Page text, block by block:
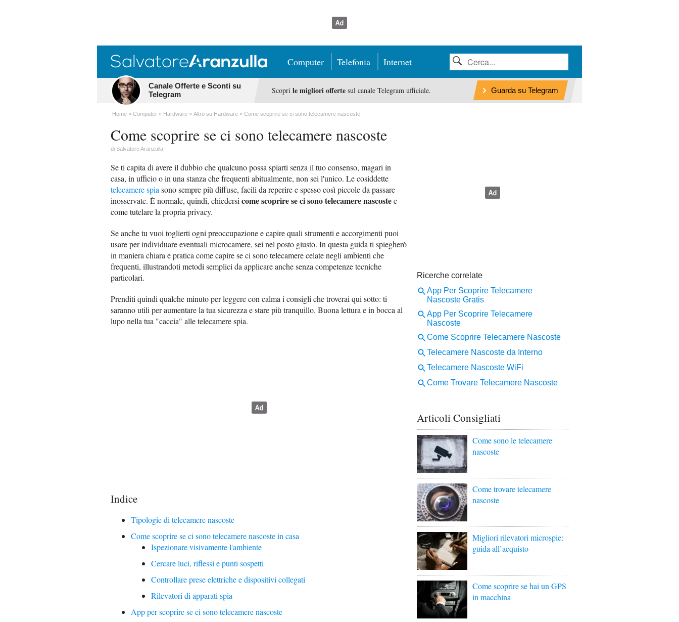
Computer Telefonia Internet
Canale Offerte e Sconti su
Telegram
Scopri le migliori offertesul canale Telegram ufficiale. Guarda su Telegram
Home Computer Hardware Altro su Hardware Come scoprire se ci sono telecamere nascoste
Come scoprire se ci sono telecamere nascoste
di Salvatore Aranzulla
Se ti capita di avere il dubbio che qualcuno possa spiarti senza il tuo consenso, magari in
casa, in ufficio o in una stanza che frequenti abitualmente, non sei l'unico. Le cosiddette
telecamere spia sono sempre più diffuse, facili da reperire e spesso così piccole da passare
inosservate. È normale, quindi, chiedersi come scoprire se ci sono telecamere nascostee
come tutelare la propria privacy.
Se anche tu vuoi toglierti ogni preoccupazione e capire quali strumenti e accorgimenti puoi
usare per individuare eventuali microcamere, sei nel posto giusto. In questa guida ti spiegherò
in maniera chiara e pratica come capire se ci sono telecamere celate negli ambienti che
frequenti, illustrandoti metodi semplici da applicare anche senza competenze tecniche
particolari.
Prenditi quindi qualche minuto per leggere con calma i consigli che troverai qui sotto: ti
saranno utili per aumentare la tua sicurezza e stare più tranquillo. Buona lettura e in bocca al
lupo nella tua "caccia" alle telecamere spia.
Indice
Tipologie di telecamere nascoste
Come scoprire se ci sono telecamere nascoste in casa
Ispezionare visivamente l'ambiente
Cercare luci, riflessi e punti sospetti
Controllare prese elettriche e dispositivi collegati
Rilevatori di apparati spia
App per scoprire se ci sono telecamere nascoste
Articoli Consigliati
Come sono le telecamere
nascoste
Come trovare telecamere
nascoste
Migliori rilevatori microspie:
guida all’acquisto
Come scoprire se hai un GPS
in macchina